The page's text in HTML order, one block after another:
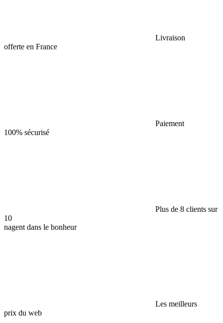
Livraison
offerte en France
Paiement
100% sécurisé
Plus de 8 clients sur
10
nagent dans le bonheur
Les meilleurs
prix du web